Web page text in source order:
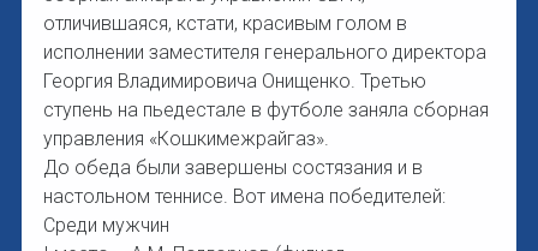
отличившаяся, кстати, красивым голом в
исполнении заместителя генерального директора
Георгия Владимировича Онищенко. Третью
ступень на пьедестале в футболе заняла сборная
управления «Кошкимежрайгаз».
До обеда были завершены состязания и в
настольном теннисе. Вот имена победителей:
Среди мужчин